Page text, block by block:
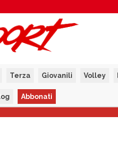
Terza Giovanili Volley
Abbonati